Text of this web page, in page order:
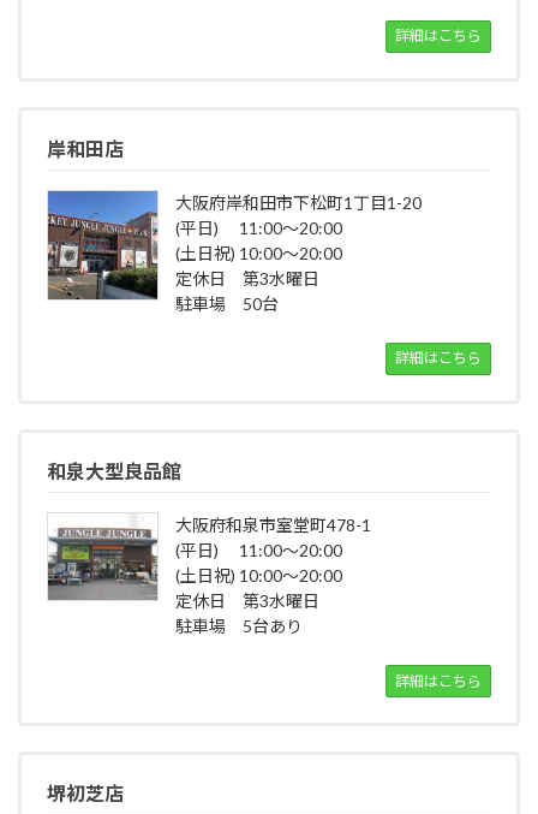
詳細はこちら
岸和田店
大阪府岸和田市下松町1丁目1-20
(平日) 11:00～20:00
(土日祝) 10:00～20:00
定休日 第3水曜日
駐車場 50台
詳細はこちら
和泉大型良品館
大阪府和泉市室堂町478-1
(平日) 11:00～20:00
(土日祝) 10:00～20:00
定休日 第3水曜日
駐車場 5台あり
詳細はこちら
堺初芝店